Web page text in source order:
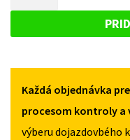
SCENIC
2004-
RENAULT
2004-
2009
Každá objednávka
procesom kontroly a
výberu dojazdovbého